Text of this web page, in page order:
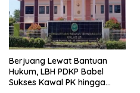
Berjuang Lewat Bantuan
Hukum, LBH PDKP Babel
Sukses Kawal PK hingga